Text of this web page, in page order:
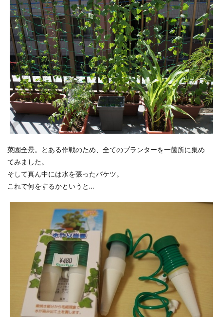
菜園全景。とある作戦のため、全てのプランターを一箇所に集め
てみました。
そして真ん中には水を張ったバケツ。
これで何をするかというと…